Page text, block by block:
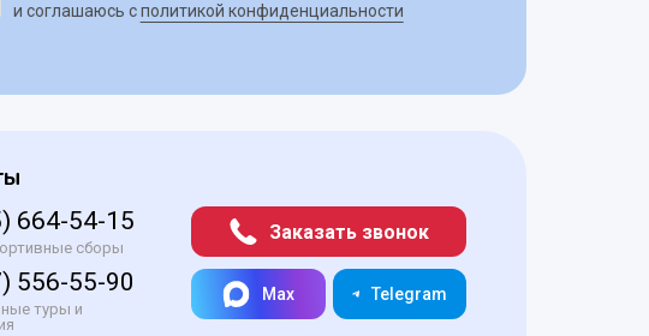
и соглашаюсь сполитикой конфиденциальности
664-54-15
сборы
556-55-90
туры и
Заказать звонок
Max Telegram